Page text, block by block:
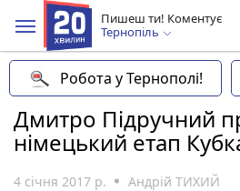
Пишеш ти! Коментує
Тернопіль
Робота у Тернополі!
Дмитро Підручний
німецький етап
4 січня 2017 р. Андрій ТИХИЙ